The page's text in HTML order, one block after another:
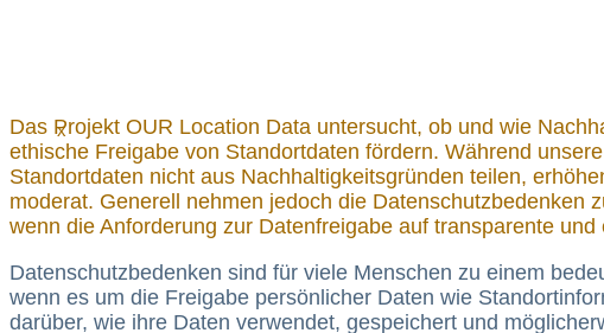
x
Das Projekt OUR Location Data untersucht, ob und wie
ethische Freigabe von Standortdaten fördern. Während
Standortdaten nicht aus Nachhaltigkeitsgründen teilen,
moderat. Generell nehmen jedoch die Datenschutzbedenken
wenn die Anforderung zur Datenfreigabe auf transparente
Datenschutzbedenken sind für viele Menschen zu einem
wenn es um die Freigabe persönlicher Daten wie
darüber, wie ihre Daten verwendet, gespeichert und